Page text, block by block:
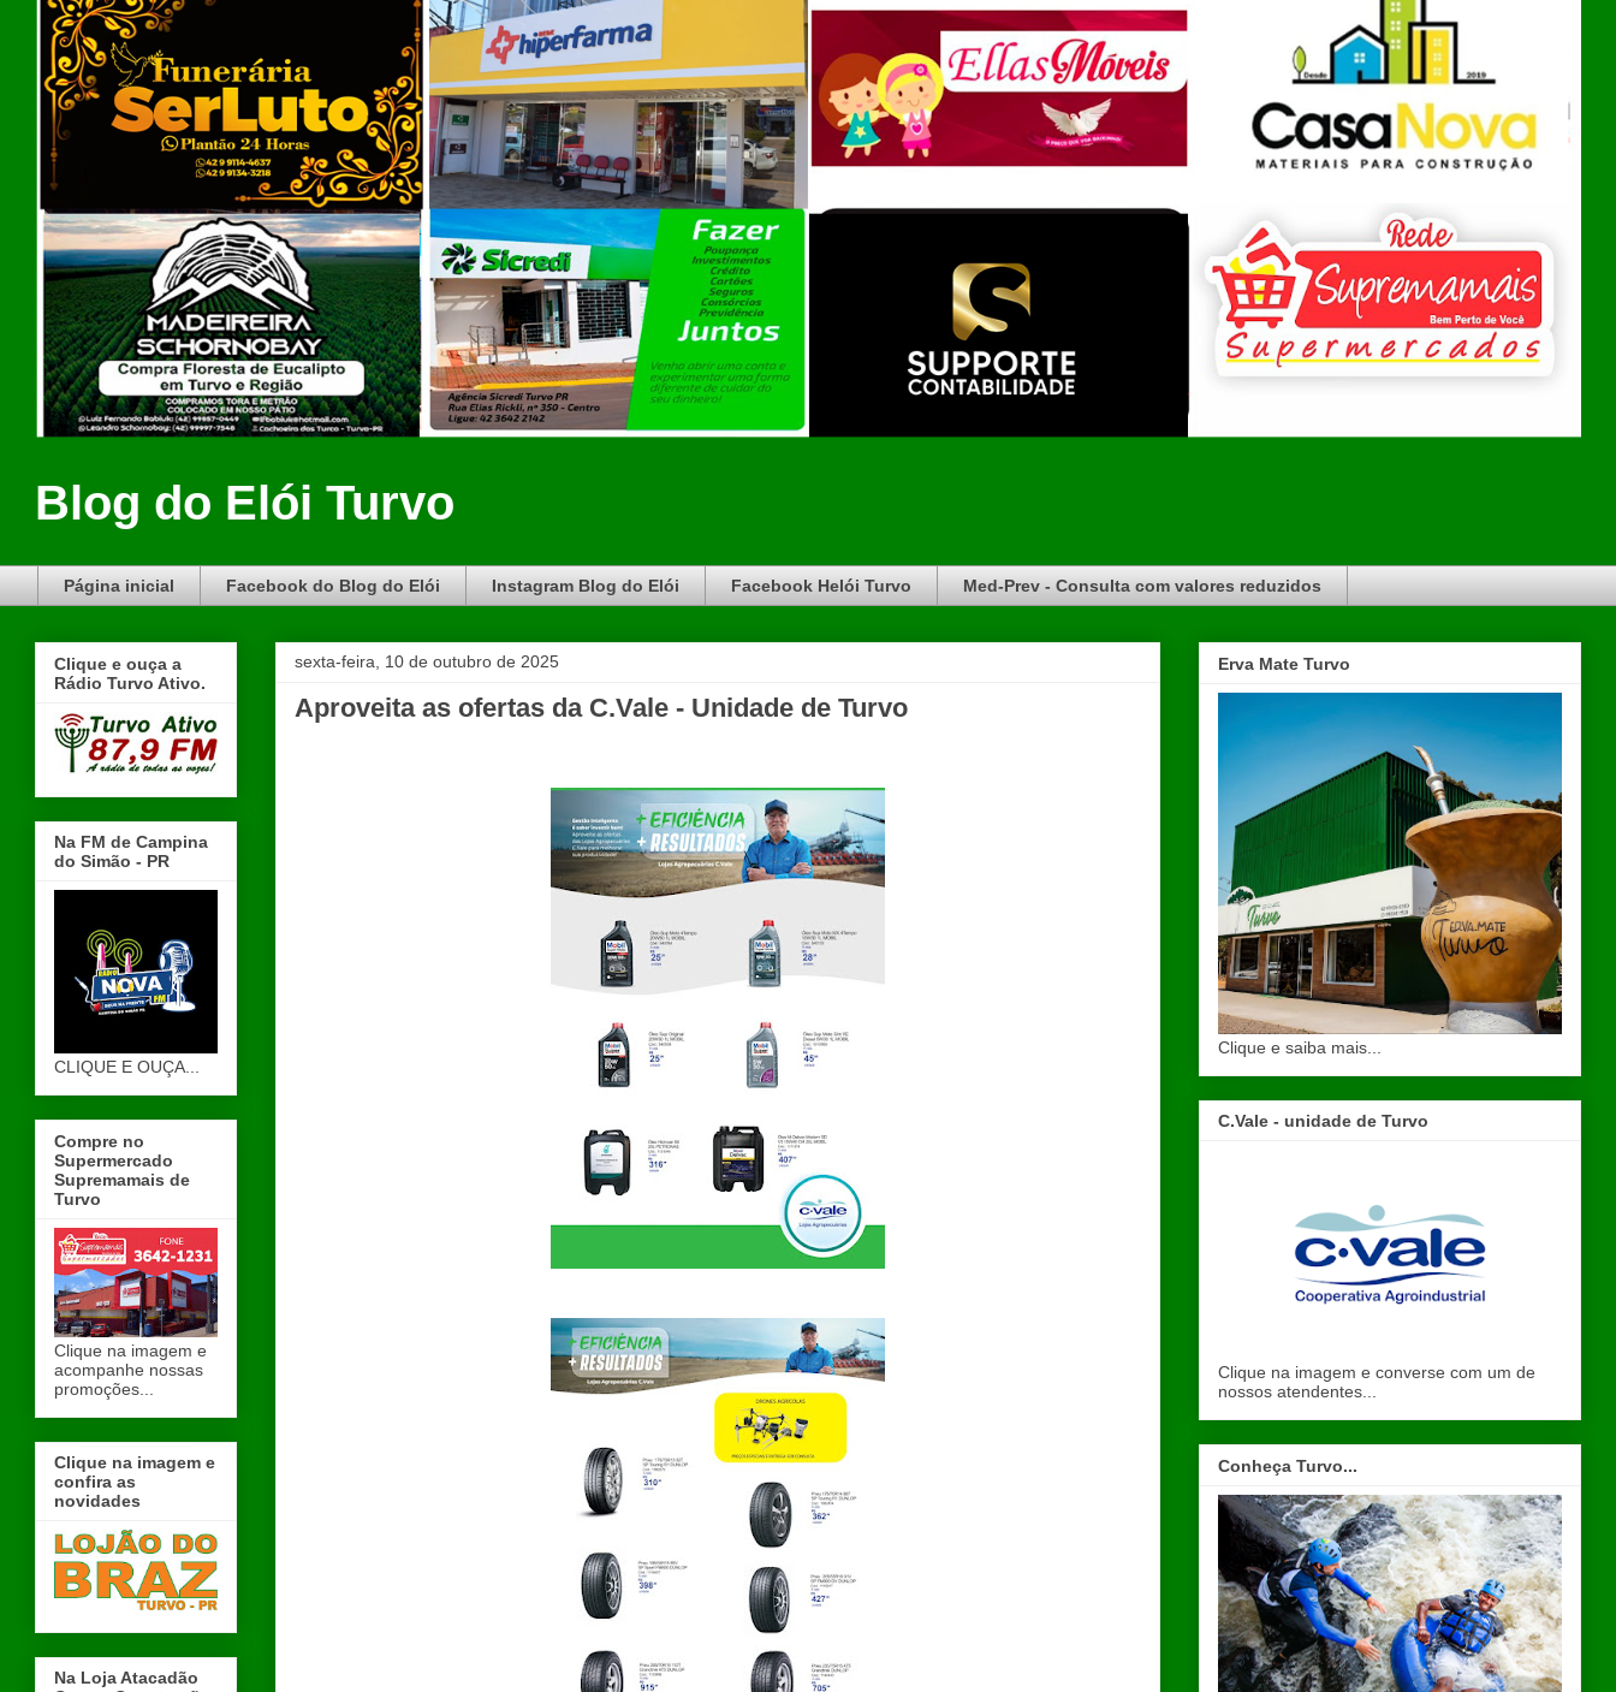
Blog do Elói Turvo
Página inicial Facebook do Blog do Elói Instagram Blog do Elói Facebook Helói Turvo Med-Prev - Consulta com valores reduzidos
sexta-feira, 10 de outubro de 2025
Aproveita as ofertas da C.Vale - Unidade de Turvo
Clique e ouça a
Rádio Turvo Ativo.
Na FM de Campina
do Simão - PR
CLIQUE E OUÇA...
Compre no
Supermercado
Supremamais de
Turvo
Clique na imagem e
acompanhe nossas
promoções...
Clique na imagem e
confira as
novidades
Na Loja Atacadão
Erva Mate Turvo
Clique e saiba mais...
C.Vale - unidade de Turvo
Clique na imagem e converse com um de
nossos atendentes...
Conheça Turvo...